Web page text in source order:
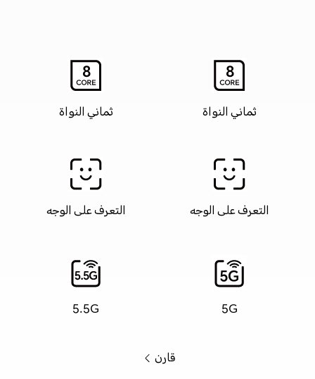
ثماني النواة
التعرف على الوجه
5G
ثماني النواة
التعرف على الوجه
5.5G
قارن